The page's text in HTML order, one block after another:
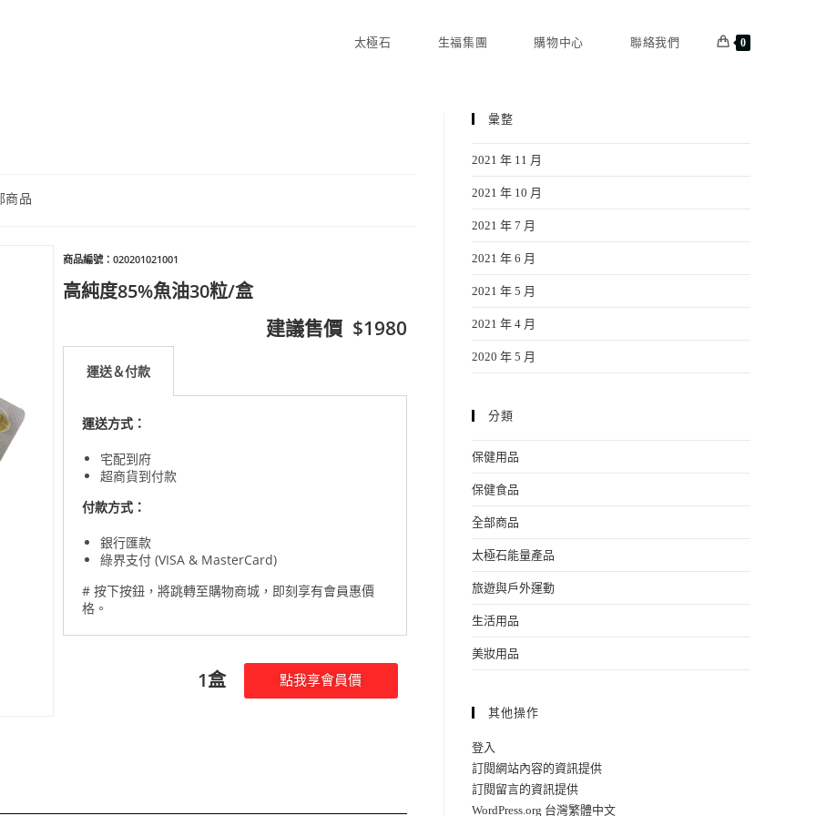
太極石 生福集團 購物中心 聯絡我們 0
商品
商品編號：020201021001
高純度85%魚油30粒/盒
建議售價 $1980
運送＆付款
運送方式：
宅配到府
超商貨到付款
付款方式：
銀行匯款
綠界支付 (VISA & MasterCard)
# 按下按鈕，將跳轉至購物商城， 即刻享有會員惠價
格。
1盒 點我享會員價
彙整
2021 年 11 月
2021 年 10 月
2021 年 7 月
2021 年 6 月
2021 年 5 月
2021 年 4 月
2020 年 5 月
分類
保健用品
保健食品
全部商品
太極石能量產品
旅遊與戶外運動
生活用品
美妝用品
其他操作
登入
訂閱網站內容的資訊提供
訂閱留言的資訊提供
WordPress.org 台灣繁體中文